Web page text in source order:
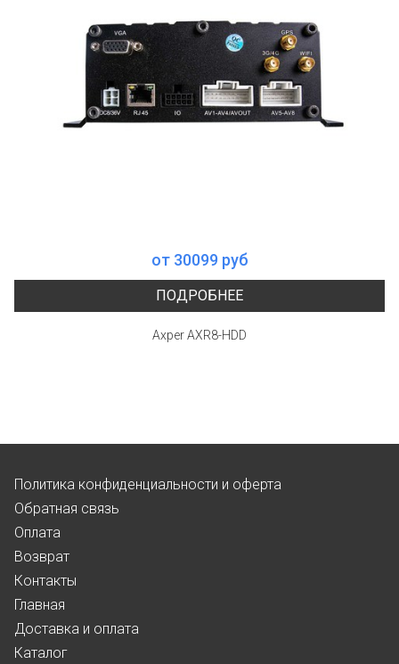
от 30099 руб
ПОДРОБНЕЕ
Axper AXR8-HDD
Политика конфиденциальности и оферта
Обратная связь
Оплата
Возврат
Контакты
Главная
Доставка и оплата
Каталог